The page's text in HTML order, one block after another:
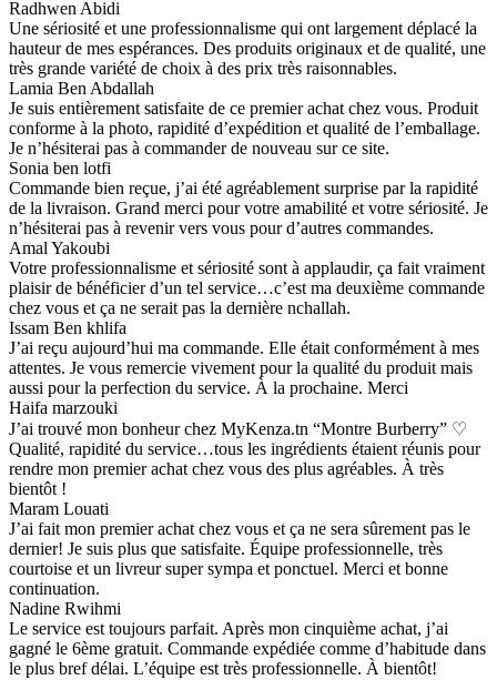
Radhwen Abidi
Une sériosité et une professionnalisme qui ont largement déplacé la
hauteur de mes espérances. Des produits originaux et de qualité, une
très grande variété de choix à des prix très raisonnables.
Lamia Ben Abdallah
Je suis entièrement satisfaite de ce premier achat chez vous. Produit
conforme à la photo, rapidité d’expédition et qualité de l’emballage.
Je n’hésiterai pas à commander de nouveau sur ce site.
Sonia ben lotfi
Commande bien reçue, j’ai été agréablement surprise par la rapidité
de la livraison. Grand merci pour votre amabilité et votre sériosité. Je
n’hésiterai pas à revenir vers vous pour d’autres commandes.
Amal Yakoubi
Votre professionnalisme et sériosité sont à applaudir, ça fait vraiment
plaisir de bénéficier d’un tel service…c’est ma deuxième commande
chez vous et ça ne serait pas la dernière nchallah.
Issam Ben khlifa
J’ai reçu aujourd’hui ma commande. Elle était conformément à mes
attentes. Je vous remercie vivement pour la qualité du produit mais
aussi pour la perfection du service. À la prochaine. Merci
Haifa marzouki
J’ai trouvé mon bonheur chez MyKenza.tn “Montre Burberry” ♡
Qualité, rapidité du service…tous les ingrédients étaient réunis pour
rendre mon premier achat chez vous des plus agréables. À très
bientôt !
Maram Louati
J’ai fait mon premier achat chez vous et ça ne sera sûrement pas le
dernier! Je suis plus que satisfaite. Équipe professionnelle, très
courtoise et un livreur super sympa et ponctuel. Merci et bonne
continuation.
Nadine Rwihmi
Le service est toujours parfait. Après mon cinquième achat, j’ai
gagné le 6ème gratuit. Commande expédiée comme d’habitude dans
le plus bref délai. L’équipe est très professionnelle. À bientôt!